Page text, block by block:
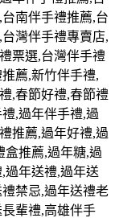
台南伴手禮推薦,台
,台灣伴手禮專賣店,
票選,台灣伴手禮
薦,新竹伴手禮,
,春節好禮,春節禮
禮,過年伴手禮,過
推薦,過年好禮,過
盒推薦,過年糖,過
,過年送禮,過年送
禁忌,過年送禮老
輩禮,高雄伴手